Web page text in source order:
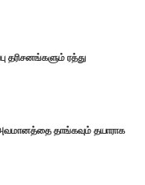
தரிசனங்களும் ரத்து
தாங்கவும் தயாராக